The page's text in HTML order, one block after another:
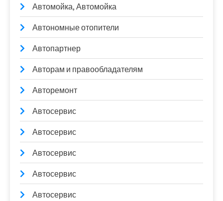
Автомойка, Автомойка
Автономные отопители
Автопартнер
Авторам и правообладателям
Авторемонт
Автосервис
Автосервис
Автосервис
Автосервис
Автосервис